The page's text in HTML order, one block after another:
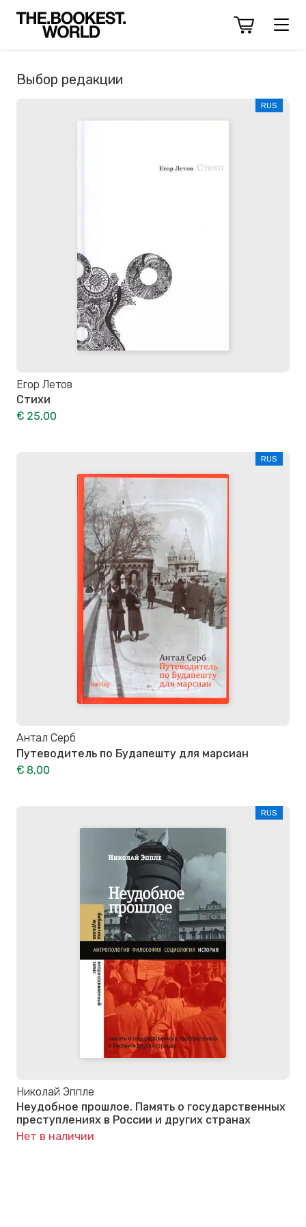
Выбор редакции
RUS
Егор Летов
Стихи
€ 25,00
RUS
Антал Серб
Путеводитель по Будапешту для марсиан
€ 8,00
RUS
Николай Эппле
Неудобное прошлое. Память о государственных
преступлениях в России и других странах
Нет в наличии